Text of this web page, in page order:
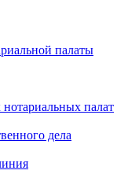
палаты
палат
дела